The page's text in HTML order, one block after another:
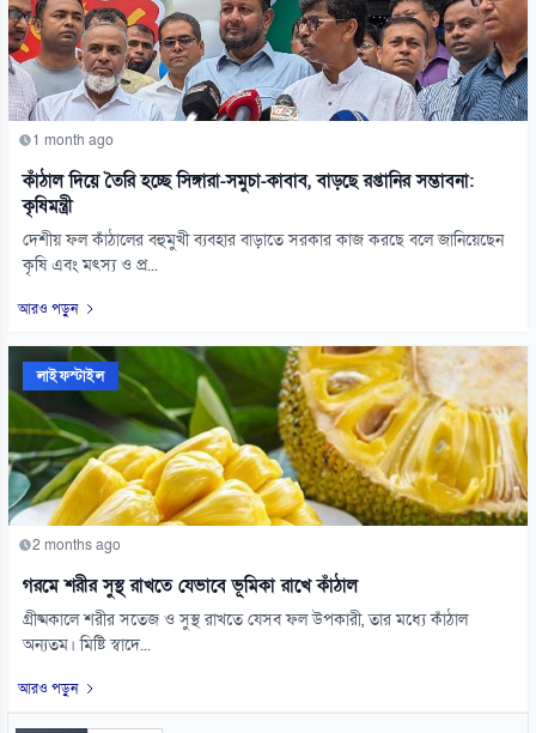
1 month ago
কাঁঠাল দিয়ে তৈরি হচ্ছে সিঙ্গারা-সমুচা-কাবাব, বাড়ছে রপ্তানির সম্ভাবনা:
কৃষিমন্ত্রী
দেশীয় ফল কাঁঠালের বহুমুখী ব্যবহার বাড়াতে সরকার কাজ করছে বলে জানিয়েছেন
কৃষি এবং মৎস্য ও প্র...
আরও পড়ুন
লাইফস্টাইল
2 months ago
গরমে শরীর সুস্থ রাখতে যেভাবে ভূমিকা রাখে কাঁঠাল
গ্রীষ্মকালে শরীর সতেজ ও সুস্থ রাখতে যেসব ফল উপকারী, তার মধ্যে কাঁঠাল
অন্যতম। মিষ্টি স্বাদে...
আরও পড়ুন